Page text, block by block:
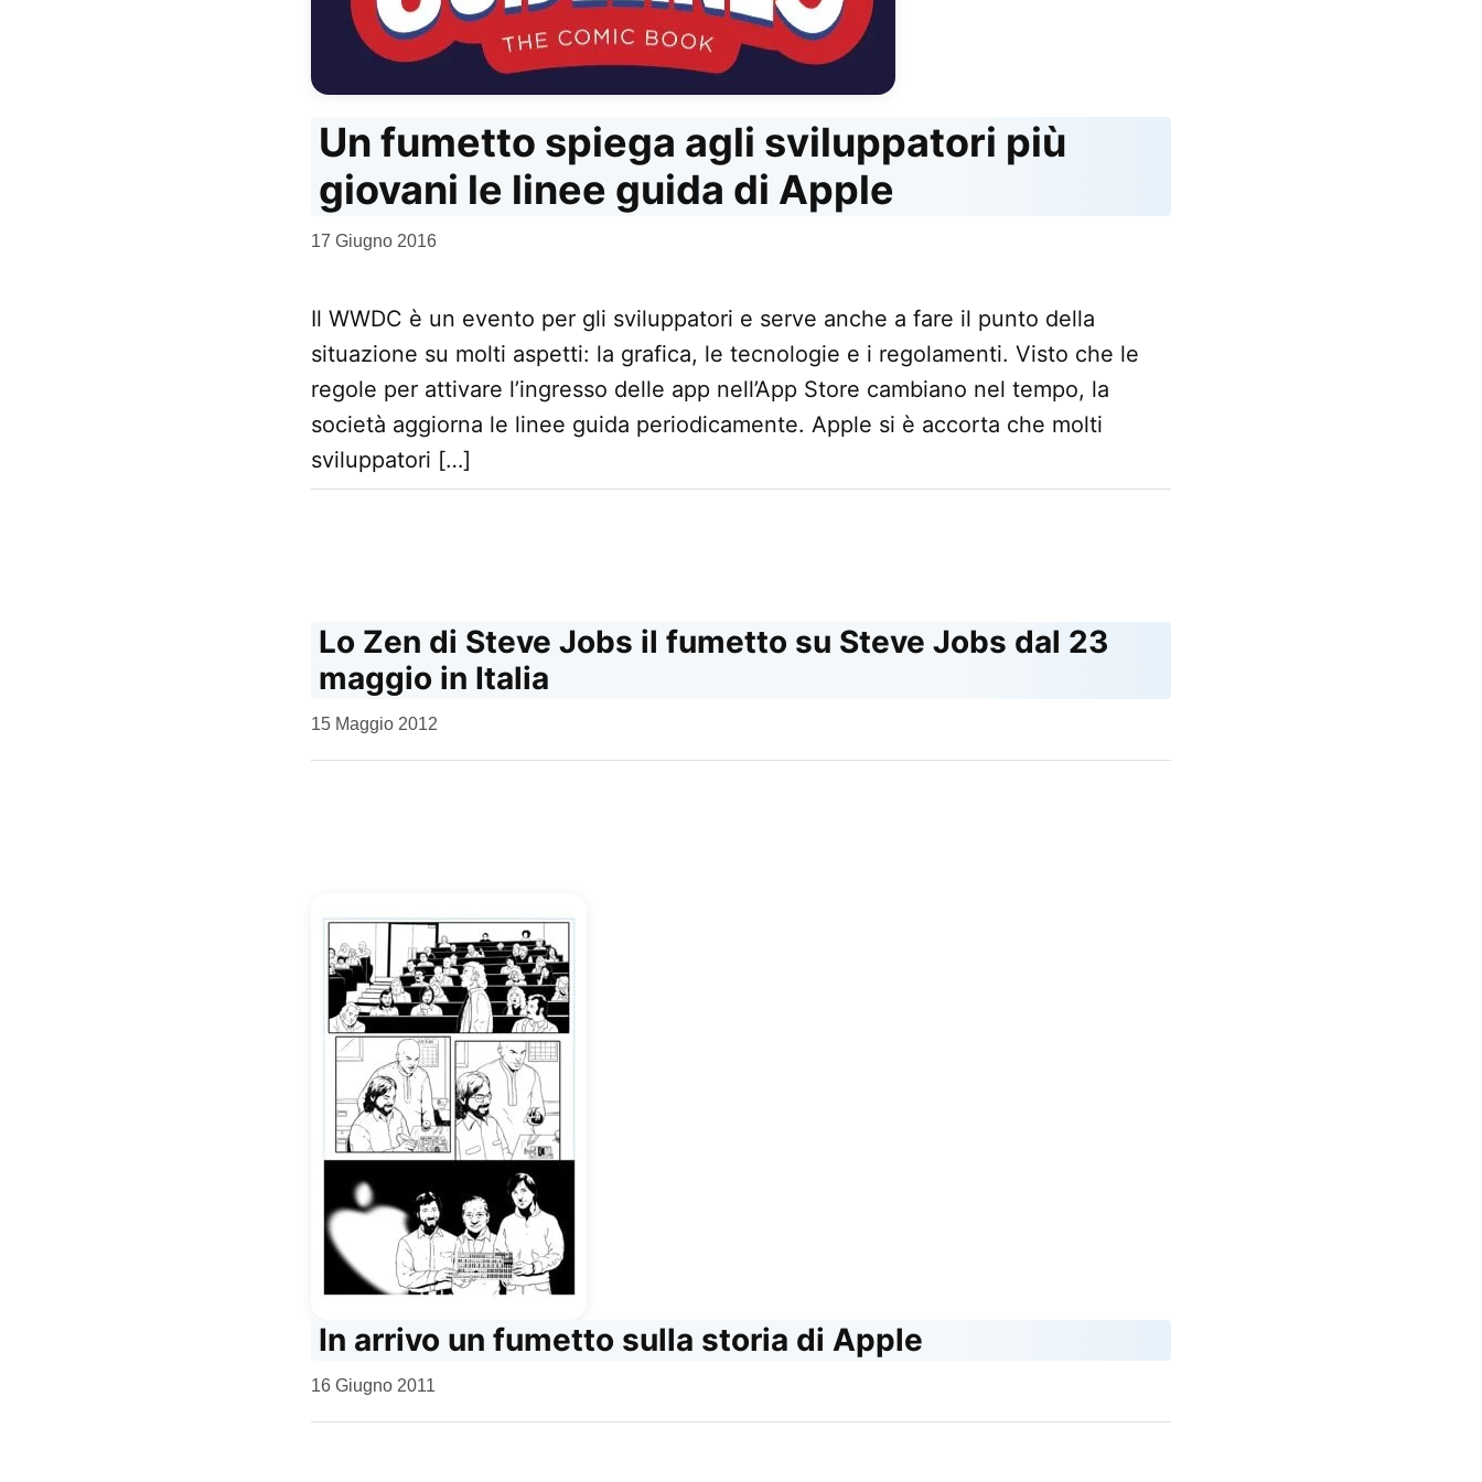
Un fumetto spiega agli sviluppatori più
giovani le linee guida di Apple
da
17 Giugno 2016
Il WWDC è un evento per gli sviluppatori e serve anche a fare il punto della
situazione su molti aspetti: la grafica, le tecnologie e i regolamenti. Visto che le
regole per attivare l’ingresso delle app nell’App Store cambiano nel tempo, la
società aggiorna le linee guida periodicamente. Apple si è accorta che molti
sviluppatori […]
Lo Zen di Steve Jobs il fumetto su Steve Jobs dal 23
maggio in Italia
da
15 Maggio 2012
In arrivo un fumetto sulla storia di Apple
da
16 Giugno 2011